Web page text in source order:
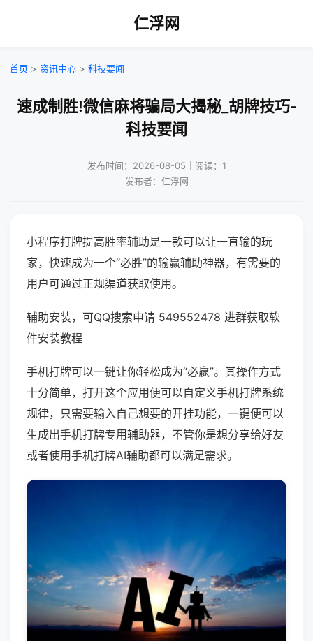
仁浮网
首页 > 资讯中心 > 科技要闻
速成制胜!微信麻将骗局大揭秘_胡牌技巧-
科技要闻
发布时间：2026-08-05｜阅读：1
发布者：仁浮网
小程序打牌提高胜率辅助是一款可以让一直输的玩
家，快速成为一个“必胜”的输赢辅助神器，有需要的
用户可通过正规渠道获取使用。
辅助安装，可QQ搜索申请 549552478 进群获取软
件安装教程
手机打牌可以一键让你轻松成为“必赢”。其操作方式
十分简单，打开这个应用便可以自定义手机打牌系统
规律，只需要输入自己想要的开挂功能，一键便可以
生成出手机打牌专用辅助器，不管你是想分享给好友
或者使用手机打牌AI辅助都可以满足需求。